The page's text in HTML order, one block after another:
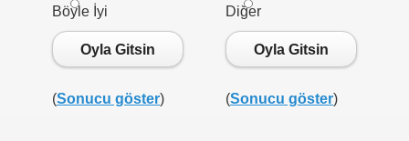
Böyle İyi
Oyla Gitsin
(Sonucu göster)
Diğer
Oyla Gitsin
(Sonucu göster)